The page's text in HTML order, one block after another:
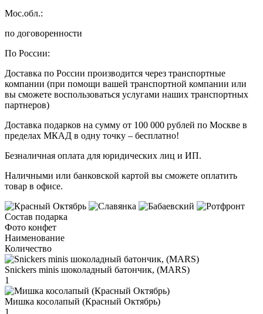
Мос.обл.:
по договоренности
По России:
Доставка по России производится через транспортные
компании (при помощи вашей транспортной компании или
вы сможете воспользоваться услугами наших транспортных
партнеров)
Доставка подарков на сумму от 100 000 рублей по Москве в
пределах МКАД в одну точку – бесплатно!
Безналичная оплата для юридических лиц и ИП.
Наличными или банковской картой вы сможете оплатить
товар в офисе.
Состав подарка
Фото конфет
Наименование
Количество
Snickers minis шоколадный батончик, (MARS)
1
Мишка косолапый (Красный Октябрь)
1